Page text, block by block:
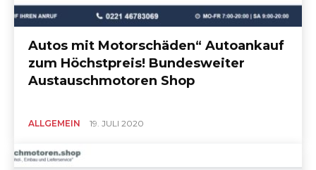
Autos mit Motorschäden“ Autoankauf
zum Höchstpreis! Bundesweiter
Austauschmotoren Shop
ALLGEMEIN 19. JULI 2020